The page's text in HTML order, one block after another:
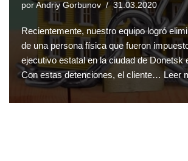
porAndriy Gorbunov 31.03.2020
Recientemente, nuestro equipo logró
de una persona física que fueron
ejecutivo estatal en la ciudad de Donetsk
Con estas detenciones, el cliente… Leer